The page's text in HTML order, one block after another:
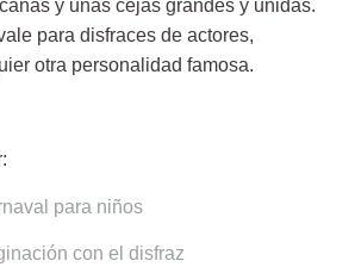
y unas cejas grandes y unidas.
para disfraces de actores,
otra personalidad famosa.
para niños
con el disfraz